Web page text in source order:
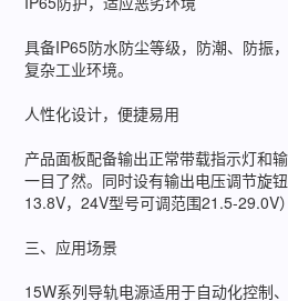
具备IP65防水防尘等级，防潮、防振
复杂工业环境。
人性化设计，便捷易用
产品面板配备输出正常带载指示灯和
一目了然。同时设有输出电压调节旋
13.8V，24V型号可调范围21.5-29.0V
三、应用场景
15W系列导轨电源适用于自动化控制